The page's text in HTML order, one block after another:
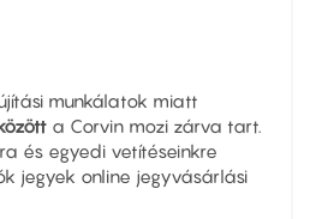
munkálatok miatt
a Corvin mozi zárva tart.
és egyedi vetítéseinkre
jegyek online jegyvásárlási